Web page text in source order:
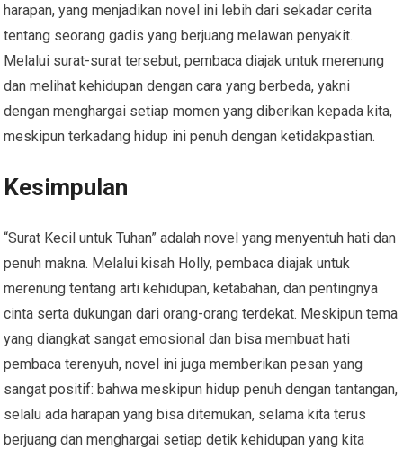
harapan, yang menjadikan novel ini lebih dari sekadar cerita
tentang seorang gadis yang berjuang melawan penyakit.
Melalui surat-surat tersebut, pembaca diajak untuk merenung
dan melihat kehidupan dengan cara yang berbeda, yakni
dengan menghargai setiap momen yang diberikan kepada kita,
meskipun terkadang hidup ini penuh dengan ketidakpastian.
Kesimpulan
“Surat Kecil untuk Tuhan” adalah novel yang menyentuh hati dan
penuh makna. Melalui kisah Holly, pembaca diajak untuk
merenung tentang arti kehidupan, ketabahan, dan pentingnya
cinta serta dukungan dari orang-orang terdekat. Meskipun tema
yang diangkat sangat emosional dan bisa membuat hati
pembaca terenyuh, novel ini juga memberikan pesan yang
sangat positif: bahwa meskipun hidup penuh dengan tantangan,
selalu ada harapan yang bisa ditemukan, selama kita terus
berjuang dan menghargai setiap detik kehidupan yang kita